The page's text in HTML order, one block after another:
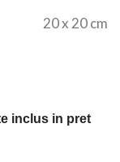
20 x
inclus in pret